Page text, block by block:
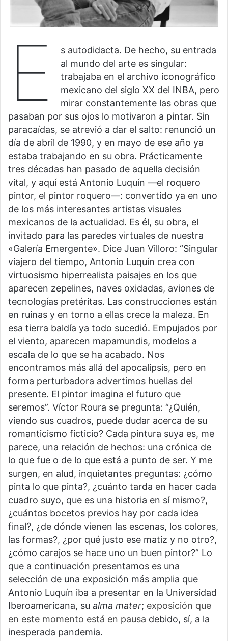
E
s autodidacta. De hecho, su entrada
al mundo del arte es singular:
trabajaba en el archivo iconográfico
mexicano del siglo XX del INBA, pero
mirar constantemente las obras que
pasaban por sus ojos lo motivaron a pintar. Sin
paracaídas, se atrevió a dar el salto: renunció un
día de abril de 1990, y en mayo de ese año ya
estaba trabajando en su obra. Prácticamente
tres décadas han pasado de aquella decisión
vital, y aquí está Antonio Luquín —el roquero
pintor, el pintor roquero—: convertido ya en uno
de los más interesantes artistas visuales
mexicanos de la actualidad. Es él, su obra, el
invitado para las paredes virtuales de nuestra
«Galería Emergente». Dice Juan Villoro: “Singular
viajero del tiempo, Antonio Luquín crea con
virtuosismo hiperrealista paisajes en los que
aparecen zepelines, naves oxidadas, aviones de
tecnologías pretéritas. Las construcciones están
en ruinas y en torno a ellas crece la maleza. En
esa tierra baldía ya todo sucedió. Empujados por
el viento, aparecen mapamundis, modelos a
escala de lo que se ha acabado. Nos
encontramos más allá del apocalipsis, pero en
forma perturbadora advertimos huellas del
presente. El pintor imagina el futuro que
seremos”. Víctor Roura se pregunta: “¿Quién,
viendo sus cuadros, puede dudar acerca de su
romanticismo ficticio? Cada pintura suya es, me
parece, una relación de hechos: una crónica de
lo que fue o de lo que está a punto de ser. Y me
surgen, en alud, inquietantes preguntas: ¿cómo
pinta lo que pinta?, ¿cuánto tarda en hacer cada
cuadro suyo, que es una historia en sí mismo?,
¿cuántos bocetos previos hay por cada idea
final?, ¿de dónde vienen las escenas, los colores,
las formas?, ¿por qué justo ese matiz y no otro?,
¿cómo carajos se hace uno un buen pintor?” Lo
que a continuación presentamos es una
selección de una exposición más amplia que
Antonio Luquín iba a presentar en la Universidad
Iberoamericana, su alma mater; exposición que
en este momento está en pausa debido, sí, a la
inesperada pandemia.